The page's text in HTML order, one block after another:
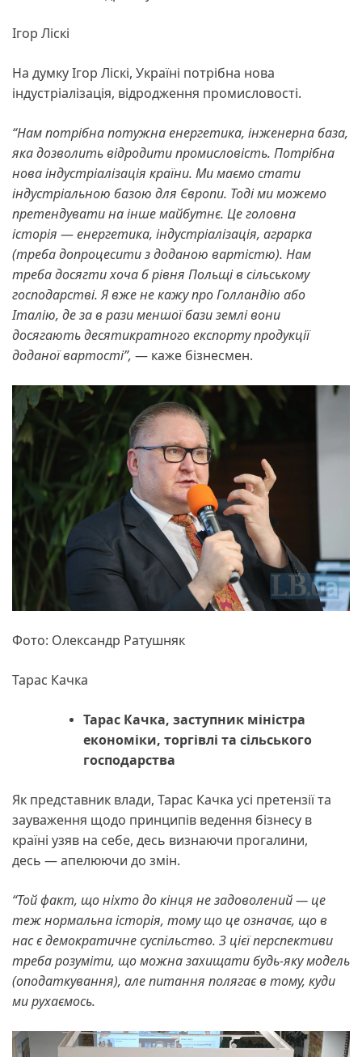
Ігор Ліскі
На думку Ігор Ліскі, Україні потрібна нова
індустріалізація, відродження промисловості.
“Нам потрібна потужна енергетика, інженерна база,
яка дозволить відродити промисловість. Потрібна
нова індустріалізація країни. Ми маємо стати
індустріальною базою для Європи. Тоді ми можемо
претендувати на інше майбутнє. Це головна
історія —енергетика, індустріалізація, аграрка
(треба допроцесити з доданою вартістю). Нам
треба досягти хоча б рівня Польщі в сільському
господарстві. Я вже не кажу про Голландію або
Італію, де за в рази меншої бази землі вони
досягають десятикратного експорту продукції
доданої вартості”, — каже бізнесмен.
Фото: Олександр Ратушняк
Тарас Качка
Тарас Качка, заступник міністра
економіки, торгівлі та сільського
господарства
Як представник влади, Тарас Качка усі претензії та
зауваження щодо принципів ведення бізнесу в
країні узяв на себе, десь визнаючи прогалини,
десь — апелюючи до змін.
“Той факт, що ніхто до кінця не задоволений — це
теж нормальна історія, тому що це означає, що в
нас є демократичне суспільство. З цієї перспективи
треба розуміти, що можна захищати будь-яку модель
(оподаткування), але питання полягає в тому, куди
ми рухаємось.